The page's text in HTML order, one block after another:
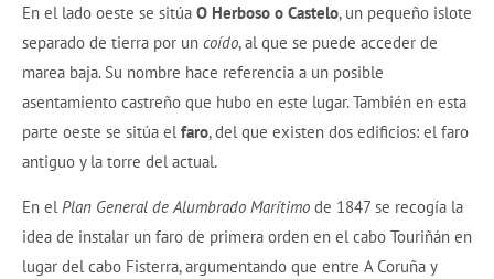
En el lado oeste se sitúa O Herboso o Castelo, un pequeño islote
separado de tierra por un coído, al que se puede acceder de
marea baja. Su nombre hace referencia a un posible
asentamiento castreño que hubo en este lugar. También en esta
parte oeste se sitúa elfaro, del que existen dos edificios: el faro
antiguo y la torre del actual.
En elPlan General de Alumbrado Marítimo de 1847 se recogía la
idea de instalar un faro de primera orden en el cabo Touriñán en
lugar del cabo Fisterra, argumentando que entre A Coruña y